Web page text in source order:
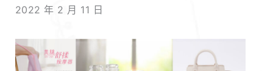
2022 年 2 月 11 日